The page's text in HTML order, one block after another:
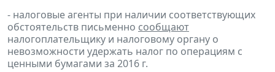
- налоговые агенты при наличии соответствующих
обстоятельств письменно сообщают
налогоплательщику и налоговому органу о
невозможности удержать налог по операциям с
ценными бумагами за 2016 г.